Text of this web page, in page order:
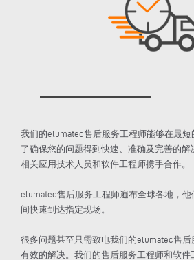
我们的elumatec售后服务工程师能够在最
了确保您的问题得到快速、准确及完善的
相关应用技术人员和软件工程师携手合作。
elumatec售后服务工程师遍布全球各地，
间快速到达指定现场。
很多问题甚至只需致电我们的elumatec售
有效的解决。我们的售后服务工程师和软